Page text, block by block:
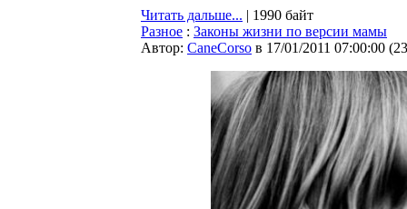
Читать дальше... | 1990 байт
Разное : Законы жизни по версии мамы
Автор: CaneCorso в 17/01/2011 07:00:00 (